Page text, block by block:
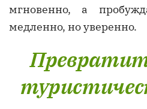
мгновенно, а
медленно, но уверенно.